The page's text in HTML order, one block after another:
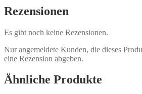
Rezensionen
Es gibt noch keine Rezensionen.
Nur angemeldete Kunden, die dieses
eine Rezension abgeben.
Ähnliche Produkte